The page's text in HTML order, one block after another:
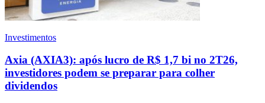
Investimentos
Axia (AXIA3): após lucro de R$ 1,7 bi no 2T26,
investidores podem se preparar para colher
dividendos